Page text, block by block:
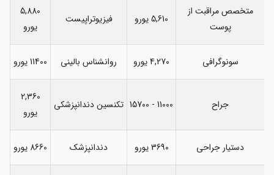
متخصص مراقبت از
پوست
5,610 یورو فیزیوتراپیست
5,880
یورو
سونوگرافی 4,270 یورو روانشناس بالینی 11400 یورو
جراح 11000 - 15700 تکنسین دندانپزشکی
2,360
یورو
دستیار جراحی 3690 یورو دندانپزشک 8660 یورو